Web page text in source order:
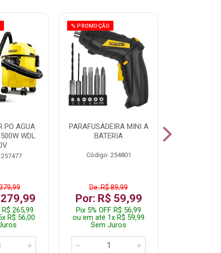
PO AGUA
WDL
R$ 265,99
R$ 56,00
% PROMOÇÃO
PARAFUSADEIRA MINI A
BATERIA
Código: 254801
De: R$ 89,99
Por: R$ 59,99
Pix 5% OFF R$ 56,99
ou em até 1x R$ 59,99
Sem Juros